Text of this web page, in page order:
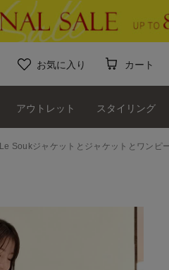
お気に入り カート
アウトレット スタイリング
Le Soukジャケットとジャケットとワンピ